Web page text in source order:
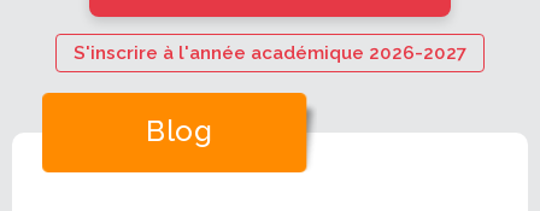
S'inscrire à l'année académique 2026-2027
Blog